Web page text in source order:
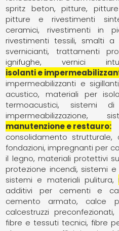
spritz beton
pitture
pitture e rivestimenti
ceramici
rivestimenti in
rivestimenti tessili
smalti a
svernicianti
trattamenti
ignifughe
vernici
isolanti e
impermeabilizzanti e sigillanti
acustico
materiali per
termoacustici
sistemi di
impermeabilizzazione
manutenzione e restauro
consolidamento strutturale
fondazioni impregnanti per
il legno materiali protettivi
protezione incendi sistemi e
sistemi e materiali pulitura
additivi per cementi e
cemento armato
calce
calcestruzzi preconfezionati
fibre e tessuti tecnici fibre